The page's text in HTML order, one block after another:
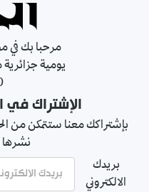
مرحبا بك في
يومية
الإشتراك في
بإشتراكك معنا ستتمكن من
نشرها
بريدك
الالكتروني